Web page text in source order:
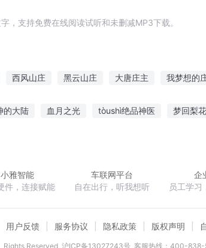
，支持免费在线阅读试听和未删减MP3下载。
西风山庄 黑云山庄 大唐庄主 我梦想的
的大陆 血月之光 tòushì绝品神医 梦回梨
小雅智能
件，连接赋能
车联网平台
自在出行，听我想听
企
员工学习
用户反馈 服务协议 隐私政策 版权声明
Reserved 沪ICP备13027243号 客服热线：400-838-